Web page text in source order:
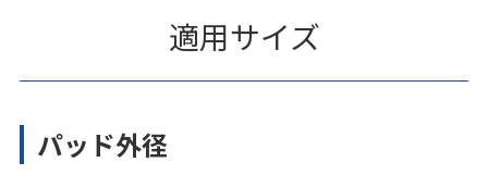
適用サイズ
パッド外径